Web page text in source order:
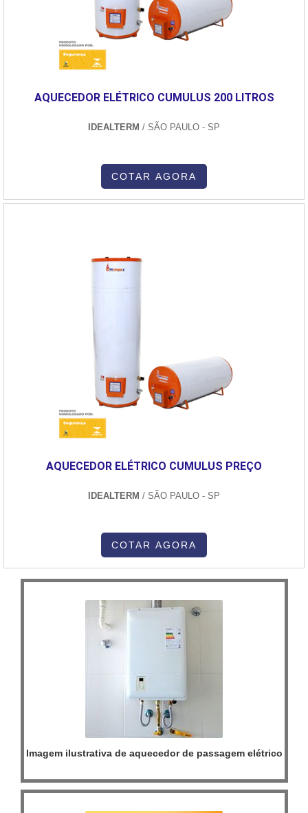
AQUECEDOR ELÉTRICO CUMULUS 200 LITROS
IDEALTERM / SÃO PAULO - SP
COTAR AGORA
AQUECEDOR ELÉTRICO CUMULUS PREÇO
IDEALTERM / SÃO PAULO - SP
COTAR AGORA
Imagem ilustrativa de aquecedor de passagem elétrico